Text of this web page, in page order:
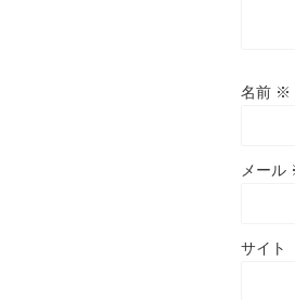
名前 ※
メール
サイト